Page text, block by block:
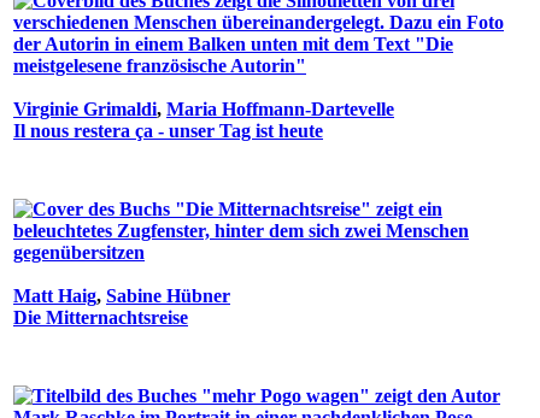
Virginie Grimaldi, Maria Hoffmann-Dartevelle
Il nous restera ça - unser Tag ist heute
Matt Haig, Sabine Hübner
Die Mitternachtsreise